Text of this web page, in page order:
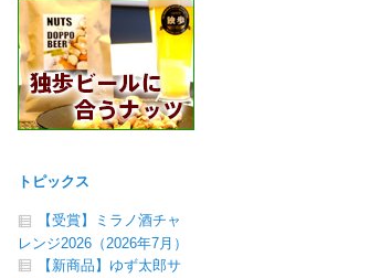
トピックス
【受賞】ミラノ酒チャ
レンジ2026（2026年7月）
【新商品】ゆず太郎サ